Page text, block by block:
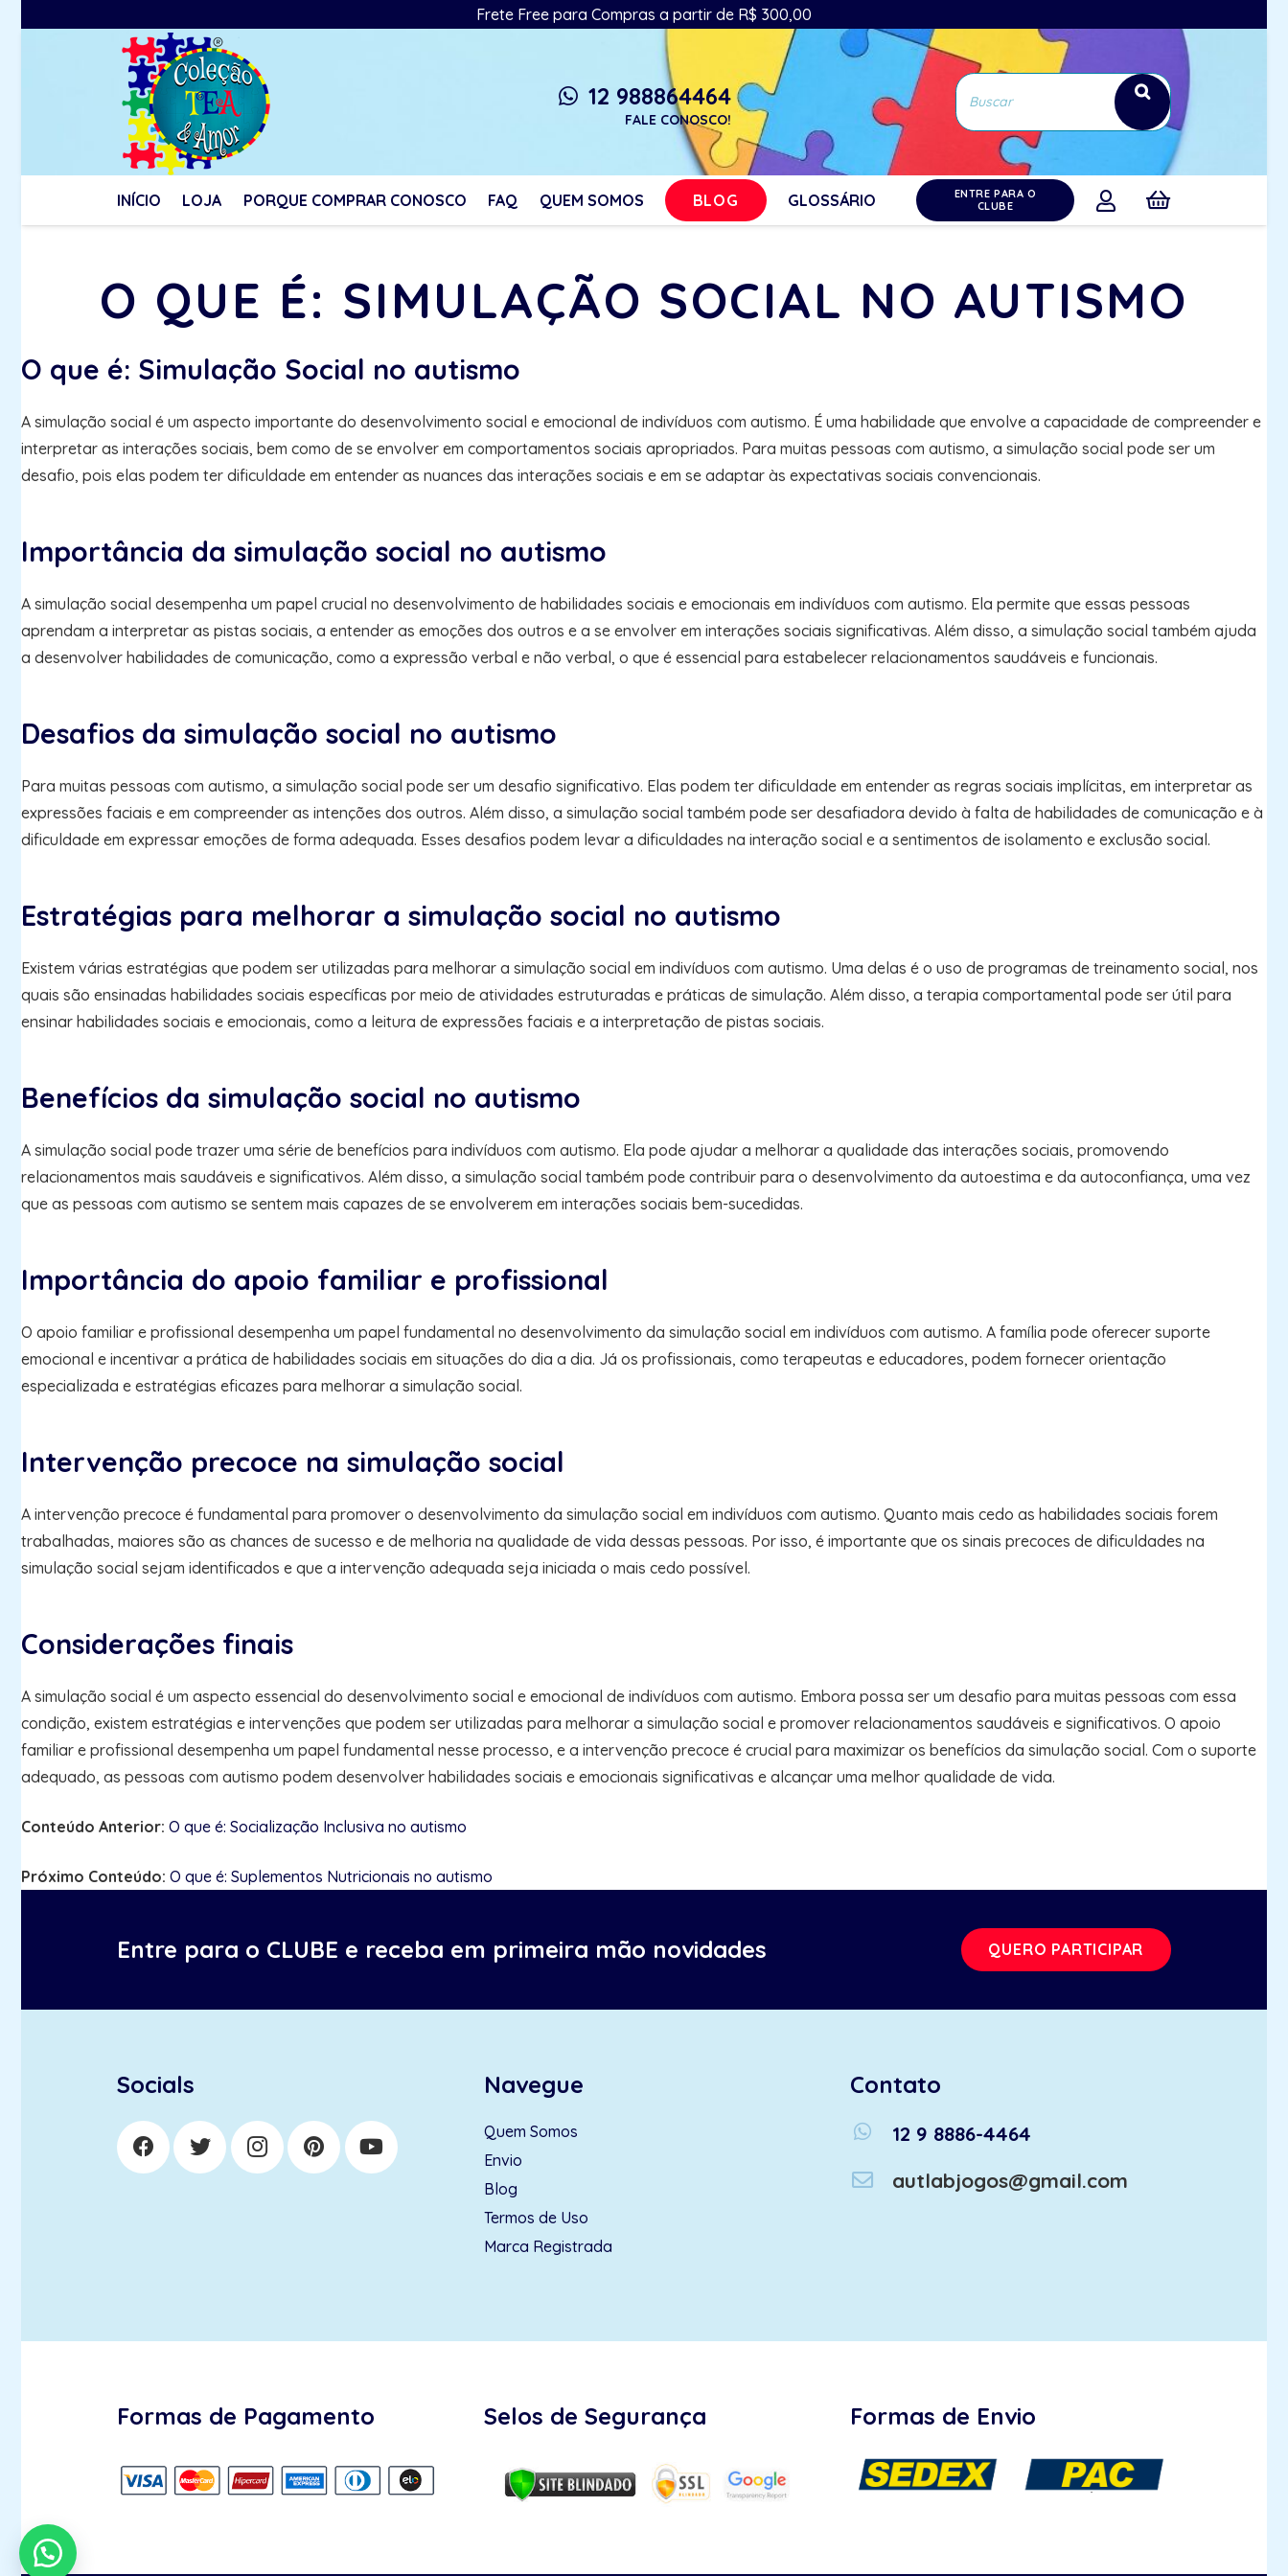
Frete Free para Compras a partir de R$ 300,00
whatsapp 12 988864464
FALE CONOSCO!
INÍCIO LOJA PORQUE COMPRAR CONOSCO FAQ QUEM SOMOS BLOG GLOSSÁRIO
ENTRE PARA O
CLUBE
O QUE É: SIMULAÇÃO SOCIAL NO AUTISMO
O que é: Simulação Social no autismo
A simulação social é um aspecto importante do desenvolvimento social e emocional de indivíduos com autismo. É uma habilidade que envolve a capacidade de compreender e
interpretar as interações sociais, bem como de se envolver em comportamentos sociais apropriados. Para muitas pessoas com autismo, a simulação social pode ser um
desafio, pois elas podem ter dificuldade em entender as nuances das interações sociais e em se adaptar às expectativas sociais convencionais.
Importância da simulação social no autismo
A simulação social desempenha um papel crucial no desenvolvimento de habilidades sociais e emocionais em indivíduos com autismo. Ela permite que essas pessoas
aprendam a interpretar as pistas sociais, a entender as emoções dos outros e a se envolver em interações sociais significativas. Além disso, a simulação social também ajuda
a desenvolver habilidades de comunicação, como a expressão verbal e não verbal, o que é essencial para estabelecer relacionamentos saudáveis e funcionais.
Desafios da simulação social no autismo
Para muitas pessoas com autismo, a simulação social pode ser um desafio significativo. Elas podem ter dificuldade em entender as regras sociais implícitas, em interpretar as
expressões faciais e em compreender as intenções dos outros. Além disso, a simulação social também pode ser desafiadora devido à falta de habilidades de comunicação e à
dificuldade em expressar emoções de forma adequada. Esses desafios podem levar a dificuldades na interação social e a sentimentos de isolamento e exclusão social.
Estratégias para melhorar a simulação social no autismo
Existem várias estratégias que podem ser utilizadas para melhorar a simulação social em indivíduos com autismo. Uma delas é o uso de programas de treinamento social, nos
quais são ensinadas habilidades sociais específicas por meio de atividades estruturadas e práticas de simulação. Além disso, a terapia comportamental pode ser útil para
ensinar habilidades sociais e emocionais, como a leitura de expressões faciais e a interpretação de pistas sociais.
Benefícios da simulação social no autismo
A simulação social pode trazer uma série de benefícios para indivíduos com autismo. Ela pode ajudar a melhorar a qualidade das interações sociais, promovendo
relacionamentos mais saudáveis e significativos. Além disso, a simulação social também pode contribuir para o desenvolvimento da autoestima e da autoconfiança, uma vez
que as pessoas com autismo se sentem mais capazes de se envolverem em interações sociais bem-sucedidas.
Importância do apoio familiar e profissional
O apoio familiar e profissional desempenha um papel fundamental no desenvolvimento da simulação social em indivíduos com autismo. A família pode oferecer suporte
emocional e incentivar a prática de habilidades sociais em situações do dia a dia. Já os profissionais, como terapeutas e educadores, podem fornecer orientação
especializada e estratégias eficazes para melhorar a simulação social.
Intervenção precoce na simulação social
A intervenção precoce é fundamental para promover o desenvolvimento da simulação social em indivíduos com autismo. Quanto mais cedo as habilidades sociais forem
trabalhadas, maiores são as chances de sucesso e de melhoria na qualidade de vida dessas pessoas. Por isso, é importante que os sinais precoces de dificuldades na
simulação social sejam identificados e que a intervenção adequada seja iniciada o mais cedo possível.
Considerações finais
A simulação social é um aspecto essencial do desenvolvimento social e emocional de indivíduos com autismo. Embora possa ser um desafio para muitas pessoas com essa
condição, existem estratégias e intervenções que podem ser utilizadas para melhorar a simulação social e promover relacionamentos saudáveis e significativos. O apoio
familiar e profissional desempenha um papel fundamental nesse processo, e a intervenção precoce é crucial para maximizar os benefícios da simulação social. Com o suporte
adequado, as pessoas com autismo podem desenvolver habilidades sociais e emocionais significativas e alcançar uma melhor qualidade de vida.
Conteúdo Anterior: O que é: Socialização Inclusiva no autismo
Próximo Conteúdo: O que é: Suplementos Nutricionais no autismo
Entre para o CLUBE e receba em primeira mão novidades QUERO PARTICIPAR
Socials Navegue
Quem Somos
Envio
Blog
Termos de Uso
Marca Registrada
Contato
whatsapp
12 9 8886-4464
autlabjogos@gmail.com
Formas de Pagamento Selos de Segurança Formas de Envio